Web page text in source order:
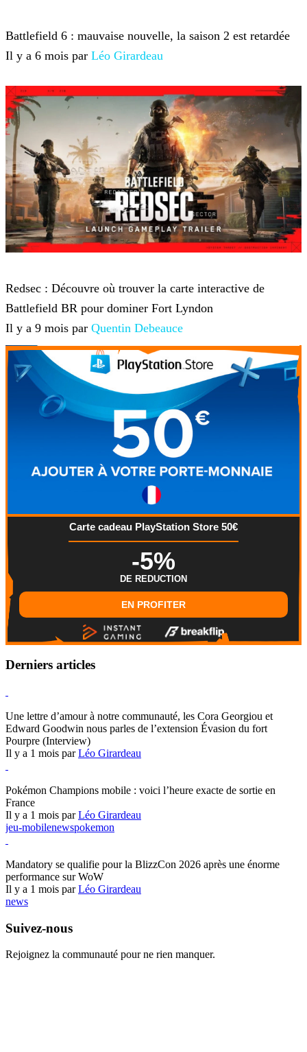
Battlefield 6 : mauvaise nouvelle, la saison 2 est retardée
Il y a 6 mois par Léo Girardeau
Redsec : Découvre où trouver la carte interactive de
Battlefield BR pour dominer Fort Lyndon
Il y a 9 mois par Quentin Debeauce
Carte cadeau PlayStation Store 50€
-5%
DE REDUCTION
EN PROFITER
Derniers articles
Une lettre d’amour à notre communauté, les Cora Georgiou et
Edward Goodwin nous parles de l’extension Évasion du fort
Pourpre (Interview)
Il y a 1 mois parLéo Girardeau
Pokémon Champions mobile : voici l’heure exacte de sortie en
France
Il y a 1 mois parLéo Girardeau
jeu-mobilenewspokemon
Mandatory se qualifie pour la BlizzCon 2026 après une énorme
performance sur WoW
Il y a 1 mois parLéo Girardeau
news
Suivez-nous
Rejoignez la communauté pour ne rien manquer.